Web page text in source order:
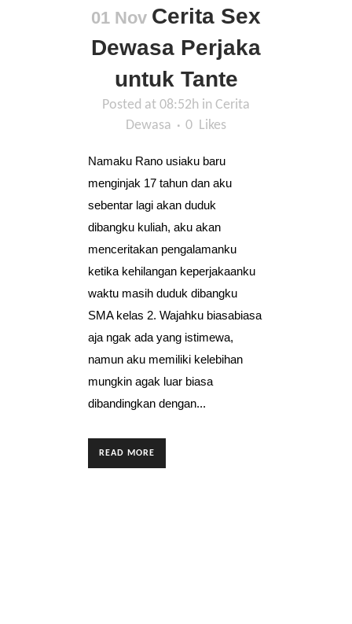
01 Nov Cerita Sex
Dewasa Perjaka
untuk Tante
Posted at 08:52h in Cerita
Dewasa
0 Likes
Namaku Rano usiaku baru
menginjak 17 tahun dan aku
sebentar lagi akan duduk
dibangku kuliah, aku akan
menceritakan pengalamanku
ketika kehilangan keperjakaanku
waktu masih duduk dibangku
SMA kelas 2. Wajahku biasabiasa
aja ngak ada yang istimewa,
namun aku memiliki kelebihan
mungkin agak luar biasa
dibandingkan dengan...
READ MORE